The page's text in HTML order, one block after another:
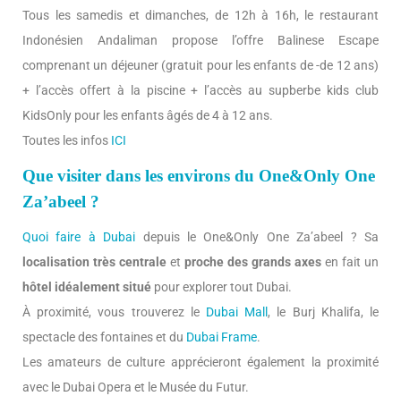
Tous les samedis et dimanches, de 12h à 16h, le restaurant
Indonésien Andaliman propose l’offre Balinese Escape
comprenant un déjeuner (gratuit pour les enfants de -de 12 ans)
+ l’accès offert à la piscine + l’accès au supberbe kids club
KidsOnly pour les enfants âgés de 4 à 12 ans.
Toutes les infos ICI
Que visiter dans les environs du One&Only One
Za’abeel ?
Quoi faire à Dubai depuis le One&Only One Za’abeel ? Sa
localisation très centrale et proche des grands axes en fait un
hôtel idéalement situé pour explorer tout Dubai.
À proximité, vous trouverez le Dubai Mall , le Burj Khalifa, le
spectacle des fontaines et du Dubai Frame.
Les amateurs de culture apprécieront également la proximité
avec le Dubai Opera et le Musée du Futur.